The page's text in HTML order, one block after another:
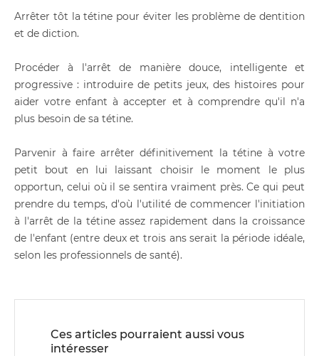
Arrêter tôt la tétine pour éviter les problème de dentition
et de diction.
Procéder à l'arrêt de manière douce, intelligente et
progressive : introduire de petits jeux, des histoires pour
aider votre enfant à accepter et à comprendre qu'il n'a
plus besoin de sa tétine.
Parvenir à faire arrêter définitivement la tétine à votre
petit bout en lui laissant choisir le moment le plus
opportun, celui où il se sentira vraiment près. Ce qui peut
prendre du temps, d'où l'utilité de commencer l'initiation
à l'arrêt de la tétine assez rapidement dans la croissance
de l'enfant (entre deux et trois ans serait la période idéale,
selon les professionnels de santé).
Ces articles pourraient aussi vous
intéresser